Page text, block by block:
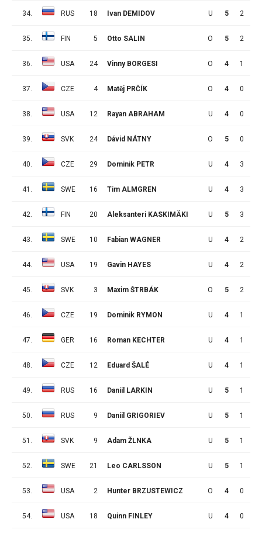
34. RUS 18 Ivan DEMIDOV U 5 2
35. FIN 5 Otto SALIN O 5 2
36. USA 24 Vinny BORGESI O 4 1
37. CZE 4 Matěj PRČÍK O 4 0
38. USA 12 Rayan ABRAHAM U 4 0
39. SVK 24 Dávid NÁTNY O 5 0
40. CZE 29 Dominik PETR U 4 3
41. SWE 16 Tim ALMGREN U 4 3
42. FIN 20 Aleksanteri KASKIMÄKI U 5 3
43. SWE 10 Fabian WAGNER U 4 2
44. USA 19 Gavin HAYES U 4 2
45. SVK 3 Maxim ŠTRBÁK O 5 2
46. CZE 19 Dominik RYMON U 4 1
47. GER 16 Roman KECHTER U 4 1
48. CZE 12 Eduard ŠALÉ U 4 1
49. RUS 16 Daniil LARKIN U 5 1
50. RUS 9 Daniil GRIGORIEV U 5 1
51. SVK 9 Adam ŽLNKA U 5 1
52. SWE 21 Leo CARLSSON U 5 1
53. USA 2 Hunter BRZUSTEWICZ O 4 0
54. USA 18 Quinn FINLEY U 4 0